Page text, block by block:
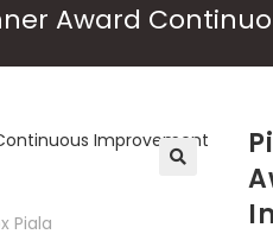
Award